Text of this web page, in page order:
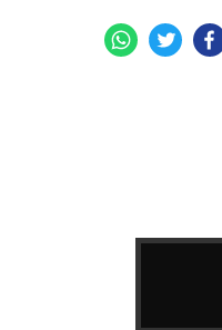
Facebook
Twitter